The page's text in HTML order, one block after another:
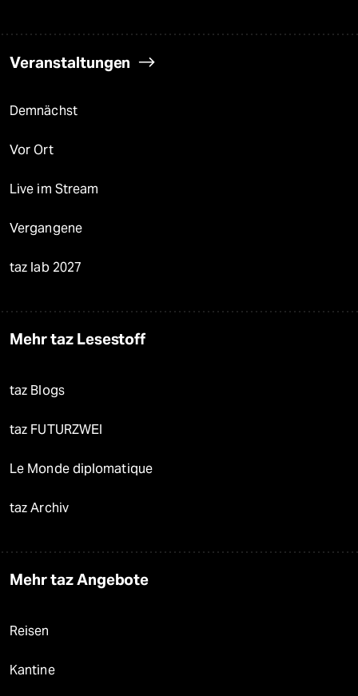
Veranstaltungen
Demnächst
Vor Ort
Live im Stream
Vergangene
taz lab 2027
Mehr taz Lesestoff
taz Blogs
taz FUTURZWEI
Le Monde diplomatique
taz Archiv
Mehr taz Angebote
Reisen
Kantine